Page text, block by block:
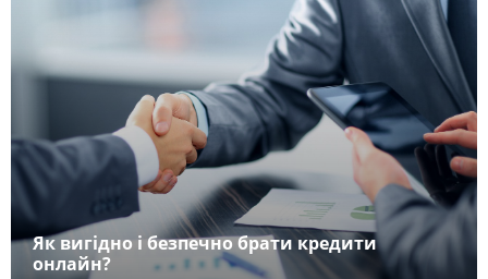
Як вигідно і безпечно брати кредити
онлайн?